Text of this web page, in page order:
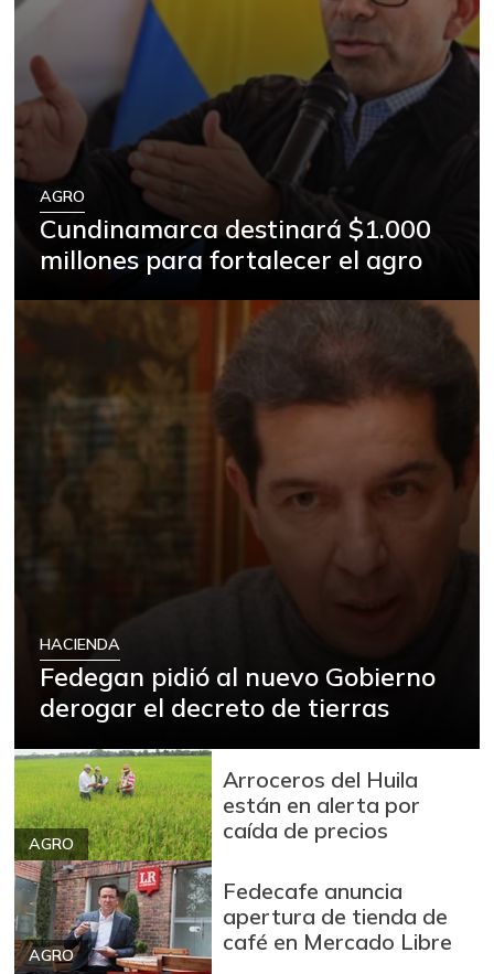
AGRO
Cundinamarca destinará $1.000
millones para fortalecer el agro
HACIENDA
Fedegan pidió al nuevo Gobierno
derogar el decreto de tierras
AGRO
Arroceros del Huila
están en alerta por
caída de precios
AGRO
Fedecafe anuncia
apertura de tienda de
café en Mercado Libre